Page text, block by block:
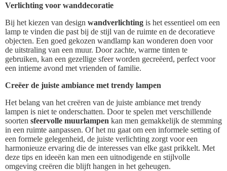
Verlichting voor wanddecoratie
Bij het kiezen van design wandverlichting is het essentieel om een
lamp te vinden die past bij de stijl van de ruimte en de decoratieve
objecten. Een goed gekozen wandlamp kan wonderen doen voor
de uitstraling van een muur. Door zachte, warme tinten te
gebruiken, kan een gezellige sfeer worden gecreëerd, perfect voor
een intieme avond met vrienden of familie.
Creëer de juiste ambiance met trendy lampen
Het belang van het creëren van de juiste ambiance met trendy
lampen is niet te onderschatten. Door te spelen met verschillende
soorten sfeervolle muurlampen kan men gemakkelijk de stemming
in een ruimte aanpassen. Of het nu gaat om een informele setting of
een formele gelegenheid, de juiste verlichting zorgt voor een
harmonieuze ervaring die de interesses van elke gast prikkelt. Met
deze tips en ideeën kan men een uitnodigende en stijlvolle
omgeving creëren die blijft hangen in het geheugen.